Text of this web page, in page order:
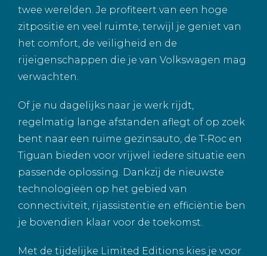
twee werelden. Je profiteert van een hoge
zitpositie en veel ruimte, terwijl je geniet van
het comfort, de veiligheid en de
rijeigenschappen die je van Volkswagen mag
verwachten.
Of je nu dagelijks naar je werk rijdt,
regelmatig lange afstanden aflegt of op zoek
bent naar een ruime gezinsauto, de T-Roc en
Tiguan bieden voor vrijwel iedere situatie een
passende oplossing. Dankzij de nieuwste
technologieën op het gebied van
connectiviteit, rijassistentie en efficiëntie ben
je bovendien klaar voor de toekomst.
Met de tijdelijke Limited Editions kies je voor